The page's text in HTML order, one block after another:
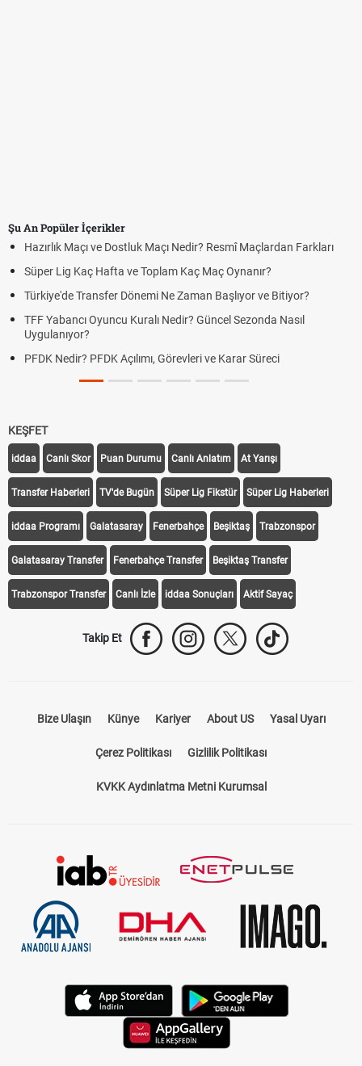
Şu An Popüler İçerikler
Hazırlık Maçı ve Dostluk Maçı Nedir? Resmî Maçlardan Farkları
Süper Lig Kaç Hafta ve Toplam Kaç Maç Oynanır?
Türkiye'de Transfer Dönemi Ne Zaman Başlıyor ve Bitiyor?
TFF Yabancı Oyuncu Kuralı Nedir? Güncel Sezonda Nasıl
Uygulanıyor?
PFDK Nedir? PFDK Açılımı, Görevleri ve Karar Süreci
KEŞFET
iddaa Canlı Skor Puan Durumu Canlı Anlatım At Yarışı
Transfer Haberleri TV'de Bugün Süper Lig Fikstür Süper Lig Haberleri
iddaa Programı Galatasaray Fenerbahçe Beşiktaş Trabzonspor
Galatasaray Transfer Fenerbahçe Transfer Beşiktaş Transfer
Trabzonspor Transfer Canlı İzle iddaa Sonuçları Aktif Sayaç
Takip Et
Bize Ulaşın Künye Kariyer About US Yasal Uyarı
Çerez Politikası Gizlilik Politikası
KVKK Aydınlatma Metni Kurumsal